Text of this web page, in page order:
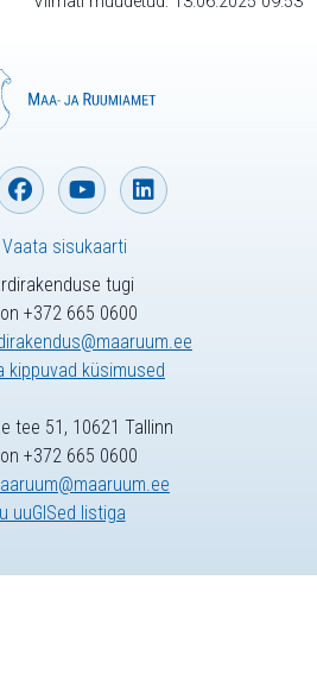
tugi
+372 665 0600
kippuvad küsimused
sisukaarti
tee 51, 10621 Tallinn
+372 665 0600
uuGISed listiga